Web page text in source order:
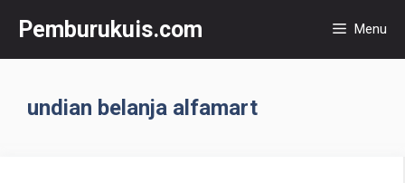
Pemburukuis.com Menu
undian belanja alfamart